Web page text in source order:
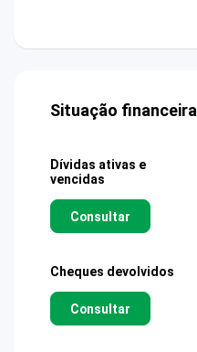
Situação financeira
Dívidas ativas e
vencidas
Consultar
Cheques devolvidos
Consultar